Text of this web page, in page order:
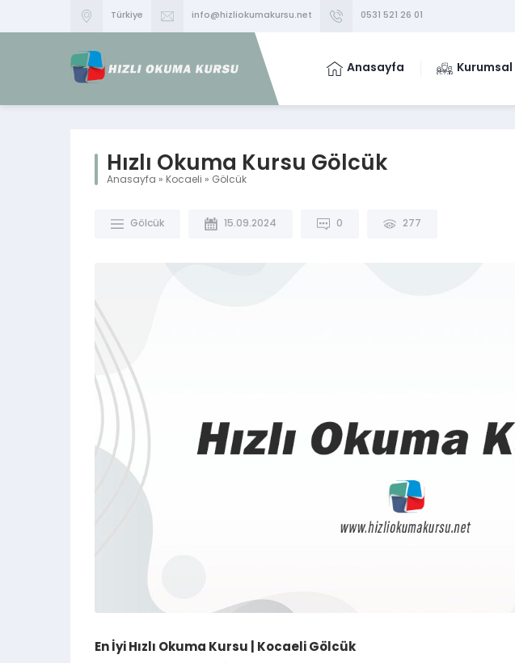
Türkiye info@hizliokumakursu.net 0531 521 26 01
Anasayfa Kurumsal
Hızlı Okuma Kursu Gölcük
Anasayfa » Kocaeli » Gölcük
Gölcük 15.09.2024 0 277
En İyi Hızlı Okuma Kursu | Kocaeli Gölcük